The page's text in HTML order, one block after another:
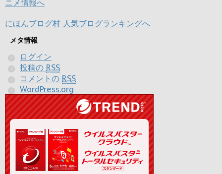
にほんブログ村 人気ブログランキングへ
メタ情報
ログイン
投稿の RSS
コメントの RSS
WordPress.org